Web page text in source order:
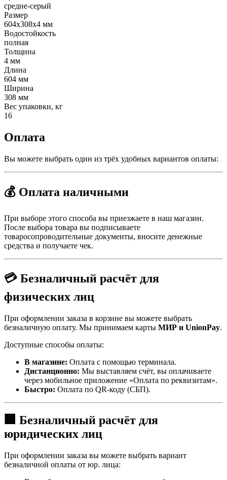
средне-серый
Размер
604х308х4 мм
Водостойкость
полная
Толщина
4 мм
Длина
604 мм
Ширина
308 мм
Вес упаковки, кг
16
Оплата
Вы можете выбрать один из трёх удобных вариантов оплаты:
💰 Оплата наличными
При выборе этого способа вы приезжаете в наш магазин.
После выбора товара вы подписываете
товаросопроводительные документы, вносите денежные
средства и получаете чек.
💳 Безналичный расчёт для
физических лиц
При оформлении заказа в корзине вы можете выбрать
безналичную оплату. Мы принимаем карты МИР и UnionPay.
Доступные способы оплаты:
В магазине: Оплата с помощью терминала.
Дистанционно: Мы выставляем счёт, вы оплачиваете
через мобильное приложение «Оплата по реквизитам».
Быстро: Оплата по QR-коду (СБП).
🏢 Безналичный расчёт для
юридических лиц
При оформлении заказа вы можете выбрать вариант
безналичной оплаты от юр. лица: